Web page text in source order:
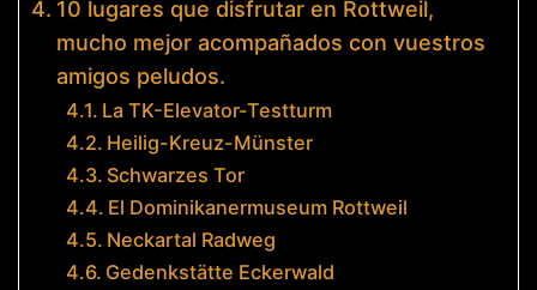
10 lugares que disfrutar en Rottweil,
mucho mejor acompañados con vuestros
amigos peludos.
La TK-Elevator-Testturm
Heilig-Kreuz-Münster
Schwarzes Tor
El Dominikanermuseum Rottweil
Neckartal Radweg
Gedenkstätte Eckerwald